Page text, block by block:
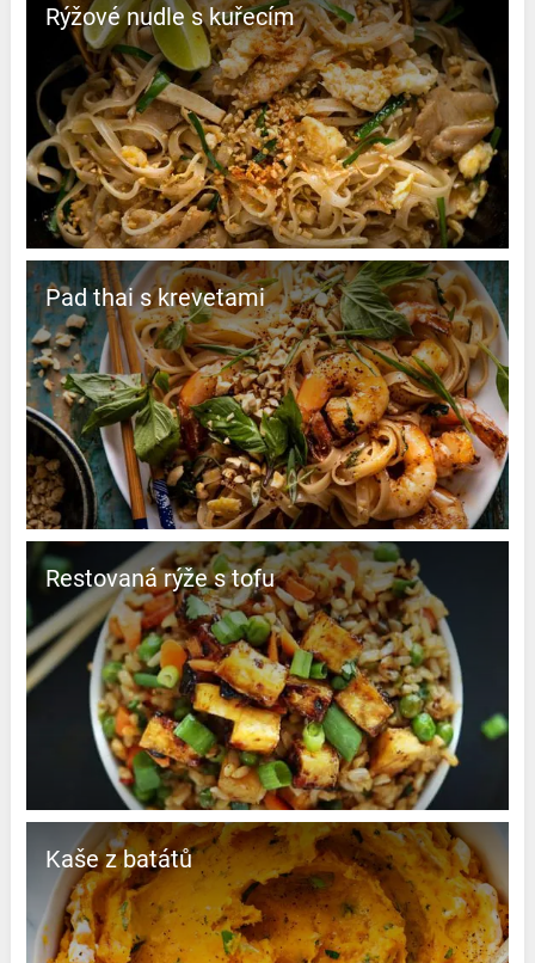
Rýžové nudle s kuřecím
Pad thai s krevetami
Restovaná rýže s tofu
Kaše z batátů